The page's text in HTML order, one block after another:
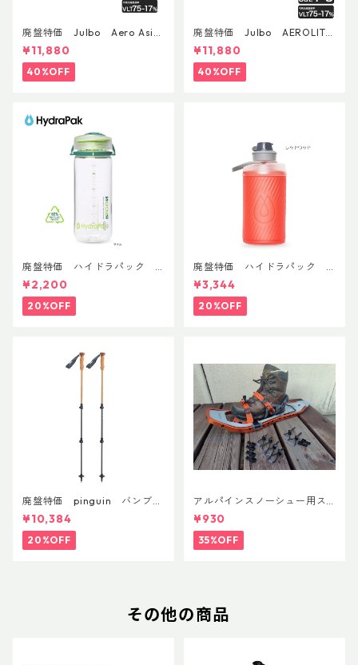
廃盤特価 Julbo Aero Asia
nFit
¥11,880
40%OFF
廃盤特価 Julbo AEROLITE
AsianFit
¥11,880
40%OFF
廃盤特価 ハイドラパック
リーコン ツイスト＆シップ 50
0ml
¥2,200
20%OFF
廃盤特価 ハイドラパック
フラックス 750ml
¥3,344
20%OFF
廃盤特価 pinguin バンブー
FLフォーム(ペア)
¥10,384
20%OFF
アルパインスノーシュー用ス
トラップキャッチ(ペア)
¥930
35%OFF
その他の商品